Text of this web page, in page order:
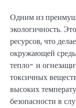
Одним из
экологичность.
ресурсов, что
окружающей
тепло- и
токсичных
высоких
безопасности в